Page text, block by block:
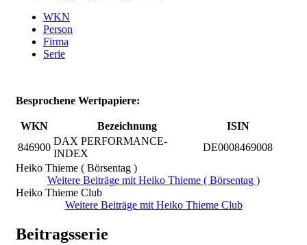
WKN
Person
Firma
Serie
Besprochene Wertpapiere:
WKN Bezeichnung
ISIN
846900
DAX PERFORMANCE-
INDEX
DE0008469008
Heiko Thieme ( Börsentag )
Weitere Beiträge mit Heiko Thieme ( Börsentag )
Heiko Thieme Club
Weitere Beiträge mit Heiko Thieme Club
Beitragsserie